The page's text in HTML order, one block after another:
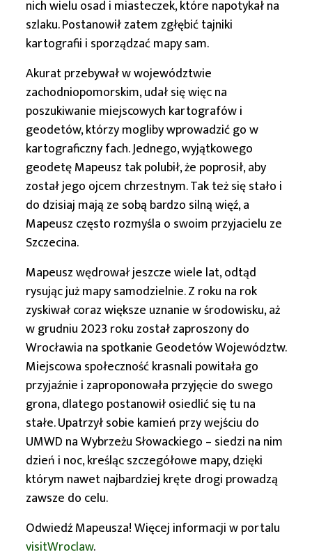
nich wielu osad i miasteczek, które napotykał na
szlaku. Postanowił zatem zgłębić tajniki
kartografii i sporządzać mapy sam.
Akurat przebywał w województwie
zachodniopomorskim, udał się więc na
poszukiwanie miejscowych kartografów i
geodetów, którzy mogliby wprowadzić go w
kartograficzny fach. Jednego, wyjątkowego
geodetę Mapeusz tak polubił, że poprosił, aby
został jego ojcem chrzestnym. Tak też się stało i
do dzisiaj mają ze sobą bardzo silną więź, a
Mapeusz często rozmyśla o swoim przyjacielu ze
Szczecina.
Mapeusz wędrował jeszcze wiele lat, odtąd
rysując już mapy samodzielnie. Z roku na rok
zyskiwał coraz większe uznanie w środowisku, aż
w grudniu 2023 roku został zaproszony do
Wrocławia na spotkanie Geodetów Województw.
Miejscowa społeczność krasnali powitała go
przyjaźnie i zaproponowała przyjęcie do swego
grona, dlatego postanowił osiedlić się tu na
stałe. Upatrzył sobie kamień przy wejściu do
UMWD na Wybrzeżu Słowackiego – siedzi na nim
dzień i noc, kreśląc szczegółowe mapy, dzięki
którym nawet najbardziej kręte drogi prowadzą
zawsze do celu.
Odwiedź Mapeusza! Więcej informacji w portalu
visitWroclaw.